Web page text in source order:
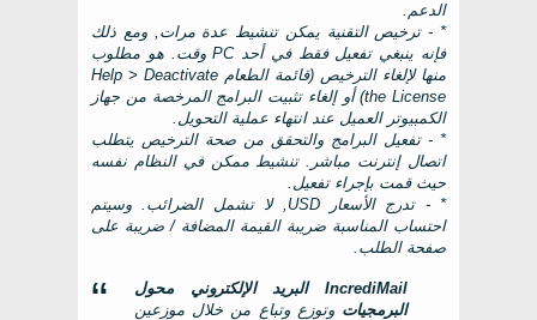
الدعم.
* - ترخيص التقنية يمكن تنشيط عدة مرات, ومع ذلك
فإنه ينبغي تفعيل فقط في أحدPCوقت. هو مطلوب
منها لإلغاء الترخيص (قائمة الطعام Help > Deactivate
the License) أو إلغاء تثبيت البرامج المرخصة من جهاز
الكمبيوتر العميل عند انتهاء عملية التحويل.
* - تفعيل البرامج والتحقق من صحة الترخيص يتطلب
اتصال إنترنت مباشر. تنشيط ممكن في النظام نفسه
حيث قمت بإجراء تفعيل.
* - تدرج الأسعار USD, لا تشمل الضرائب. وسيتم
احتساب المناسبة ضريبة القيمة المضافة / ضريبة على
صفحة الطلب.
IncrediMail البريد الإلكتروني محول
البرمجيات وتوزع وتباع من خلال موزعين